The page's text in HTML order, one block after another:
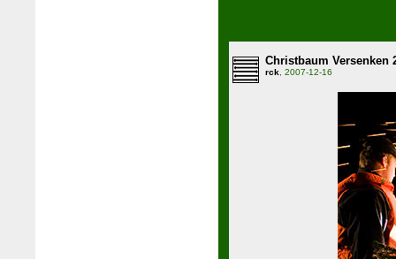
Christbaum Versenken
rck, 2007-12-16